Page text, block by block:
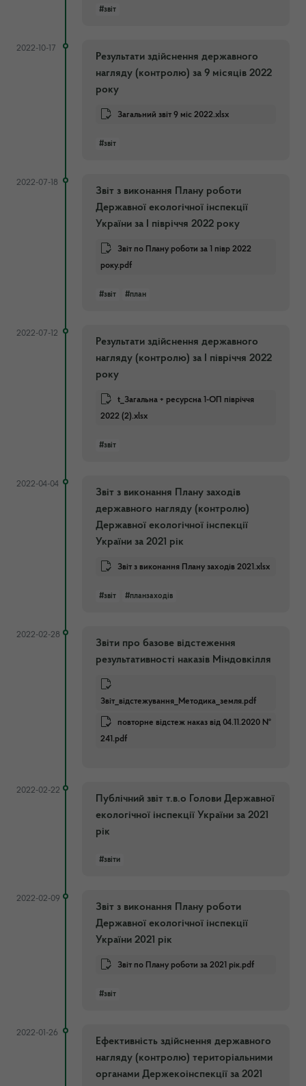
#звіт
2022-10-17
Результати здійснення державного
нагляду (контролю) за 9 місяців 2022
року
Загальний звіт 9 міс 2022.xlsx
#звіт
2022-07-18
Звіт з виконання Плану роботи
Державної екологічної інспекції
України за І півріччя 2022 року
Звіт по Плану роботи за 1 півр 2022
року.pdf
#звіт #план
2022-07-12
Результати здійснення державного
нагляду (контролю) за І півріччя 2022
року
t_Загальна + ресурсна 1-ОП півріччя
2022 (2).xlsx
#звіт
2022-04-04
Звіт з виконання Плану заходів
державного нагляду (контролю)
Державної екологічної інспекції
України за 2021 рік
Звіт з виконання Плану заходів 2021.xlsx
#звіт #планзаходів
2022-02-28
Звіти про базове відстеження
результативності наказів Міндовкілля
Звіт_відстежування_Методика_земля.pdf
повторне відстеж наказ від 04.11.2020 №
241.pdf
2022-02-22
Публічний звіт т.в.о Голови Державної
екологічної інспекції України за 2021
рік
#звіти
2022-02-09
Звіт з виконання Плану роботи
Державної екологічної інспекції
України 2021 рік
Звіт по Плану роботи за 2021 рік.pdf
#звіт
2022-01-26
Ефективність здійснення державного
нагляду (контролю) територіальними
органами Держекоінспекції за 2021